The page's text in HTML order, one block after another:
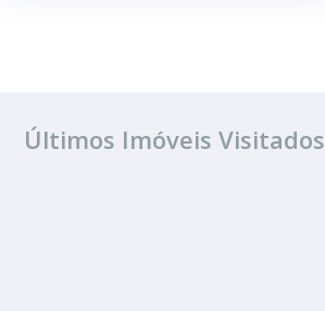
Últimos Imóveis Visitados